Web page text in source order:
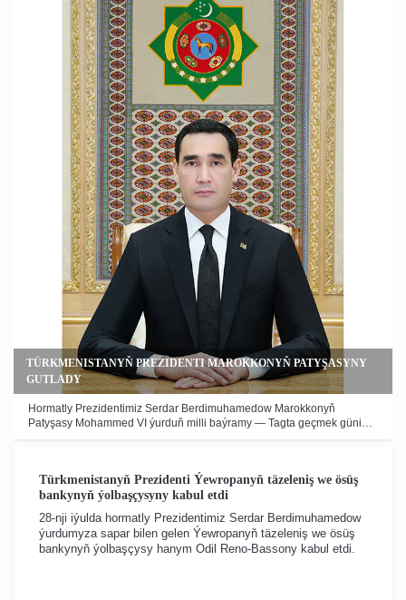
Arkadagymyz toparyň agzalarynyň öňde boljak halkara ýaryşlarda
şowly çykyş etmegine ak pata berdi. Bu bolsa atçylyk sportuna
ykbalyny baglan ýaşlary täze belentliklere, beýik ýeňişlere ruhlandyrdy.
TÜRKMENISTANYŇ PREZIDENTI MAROKKONYŇ PATYŞASYNY
GUTLADY
Hormatly Prezidentimiz Serdar Berdimuhamedow Marokkonyň
Patyşasy Mohammed VI ýurduň milli baýramy — Tagta geçmek güni
Türkmenistanyň Prezidenti Ýewropanyň täzeleniş we ösüş
bankynyň ýolbaşçysyny kabul etdi
28-nji iýulda hormatly Prezidentimiz Serdar Berdimuhamedow
ýurdumyza sapar bilen gelen Ýewropanyň täzeleniş we ösüş
bankynyň ýolbaşçysy hanym Odil Reno-Bassony kabul etdi.